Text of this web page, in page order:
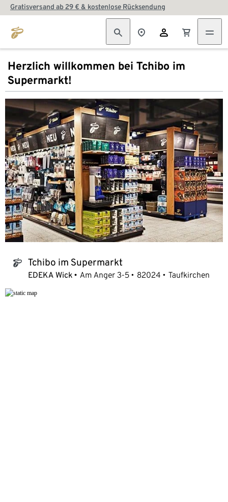
Gratisversand ab 29 € & kostenlose Rücksendung
Herzlich willkommen bei Tchibo im
Supermarkt!
tchibo_logo Tchibo im Supermarkt
EDEKA Wick Am Anger 3-5 82024 Taufkirchen